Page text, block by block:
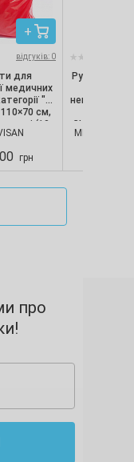
відгуків: 0
для
медичних
"B"
см,
(10
Devisan
грн
Рукавички
непопудрені,
CLASSIC,
MERCATOR
про